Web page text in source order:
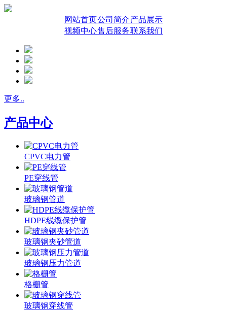
网站首页公司简介产品展示
视频中心售后服务联系我们
更多..
产品中心
CPVC电力管
PE穿线管
玻璃钢管道
HDPE线缆保护管
玻璃钢夹砂管道
玻璃钢压力管道
格栅管
玻璃钢穿线管